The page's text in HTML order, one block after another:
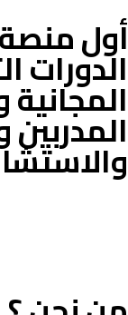
أول
الدورات
المدربين